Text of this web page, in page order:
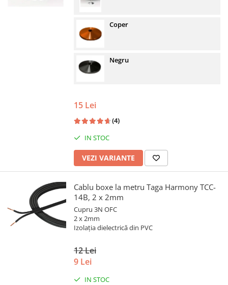
Coper
Negru
15 Lei
(4)
IN STOC
VEZI VARIANTE
Cablu boxe la metru Taga Harmony TCC-
14B, 2 x 2mm
Cupru 3N OFC
2 x 2mm
Izolația dielectrică din PVC
12 Lei
9 Lei
IN STOC